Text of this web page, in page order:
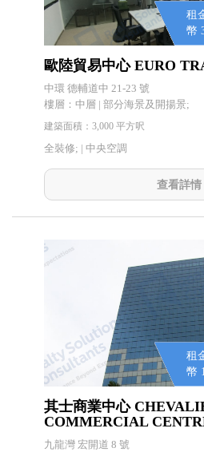
租
幣
歐陸貿易中心 EURO
中環 德輔道中 21-23 號
樓層：中層 | 部分海景及開揚景;
建築面積：3,000 平方呎
全裝修; | 中央空調
查看詳情
租
幣
其士商業中心
COMMERCIAL
九龍灣 宏開道 8 號